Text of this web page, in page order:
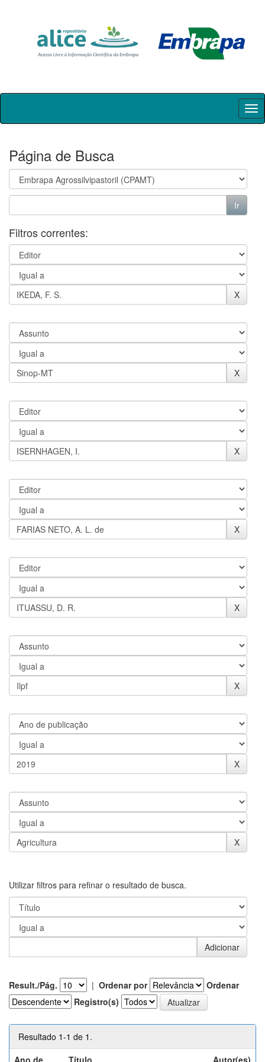
Skip
Página de Busca
Filtros correntes:
Utilizar filtros para refinar o resultado de busca.
Result./Pág. | Ordenar por
Ordenar
Registro(s)
Resultado 1-1 de 1.
Ano de
Título Autor(es)